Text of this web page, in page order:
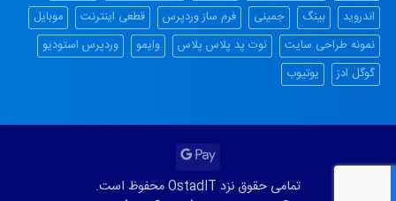
اندروید
بینگ جمینی فرم ساز وردپرس قطعی اینترنت
موبایل
نمونه طراحی سایت
نوت پد پلاس پلاس وایمو
وردپرس استودیو
گوگل ادز
یوتیوب
Google
Pay
تمامی حقوق نزد OstadIT محفوظ است.